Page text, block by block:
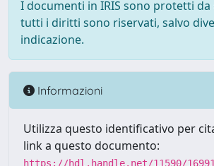
I documenti in IRIS sono protetti
tutti i diritti sono riservati, salvo
indicazione.
Informazioni
Utilizza questo identificativo per
link a questo documento:
https://hdl.handle.net/11590/